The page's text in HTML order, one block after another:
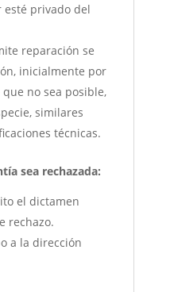
privado del
reparación se
inicialmente por
no sea posible,
similares
técnicas.
sea rechazada:
el dictamen
rechazo.
a la dirección